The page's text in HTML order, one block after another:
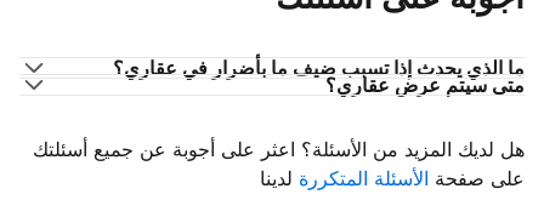
ما الذي يحدث إذا تسبب ضيف ما بأضرار في عقاري؟
متى سيتم عرض عقاري؟
هل لديك المزيد من الأسئلة؟ اعثر على أجوبة عن جميع أسئلتك
على صفحة الأسئلة المتكررة لدينا